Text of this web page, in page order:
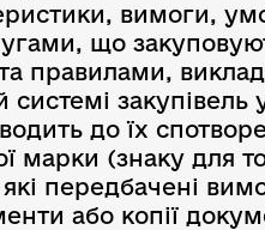
вимоги,
що
правилами,
до їх
марки (знаку для
передбачені
або копії